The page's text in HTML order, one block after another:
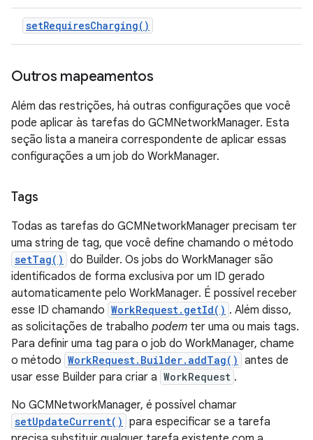
setRequiresCharging()
Outros mapeamentos
Além das restrições, há outras configurações que você
pode aplicar às tarefas do GCMNetworkManager. Esta
seção lista a maneira correspondente de aplicar essas
configurações a um job do WorkManager.
Tags
Todas as tarefas do GCMNetworkManager precisam ter
uma string de tag, que você define chamando o método
setTag() do Builder. Os jobs do WorkManager são
identificados de forma exclusiva por um ID gerado
automaticamente pelo WorkManager. É possível receber
esse ID chamando WorkRequest.getId() . Além disso,
as solicitações de trabalho podem ter uma ou mais tags.
Para definir uma tag para o job do WorkManager, chame
o método WorkRequest.Builder.addTag() antes de
usar esse Builder para criar a WorkRequest .
No GCMNetworkManager, é possível chamar
setUpdateCurrent() para especificar se a tarefa